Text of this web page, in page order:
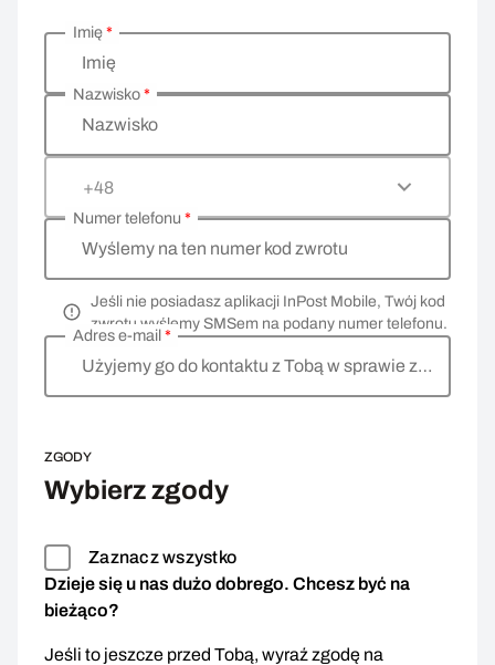
Wprowadź swoje dane osobowe
Imię
Imię*
Nazwisko
Nazwisko*
+48
Wyślemy na ten numer kod zwrotu
Numer telefonu *
Jeśli nie posiadasz aplikacji InPost Mobile, Twój kod
zwrotu wyślemy SMSem na podany numer telefonu.
Użyjemy go do kontaktu z Tobą w sprawie zwrotu
Adres e-mail *
ZGODY
Wybierz zgody
Zaznacz wszystko
Dzieje się u nas dużo dobrego. Chcesz być na
bieżąco?
Jeśli to jeszcze przed Tobą, wyraź zgodę na